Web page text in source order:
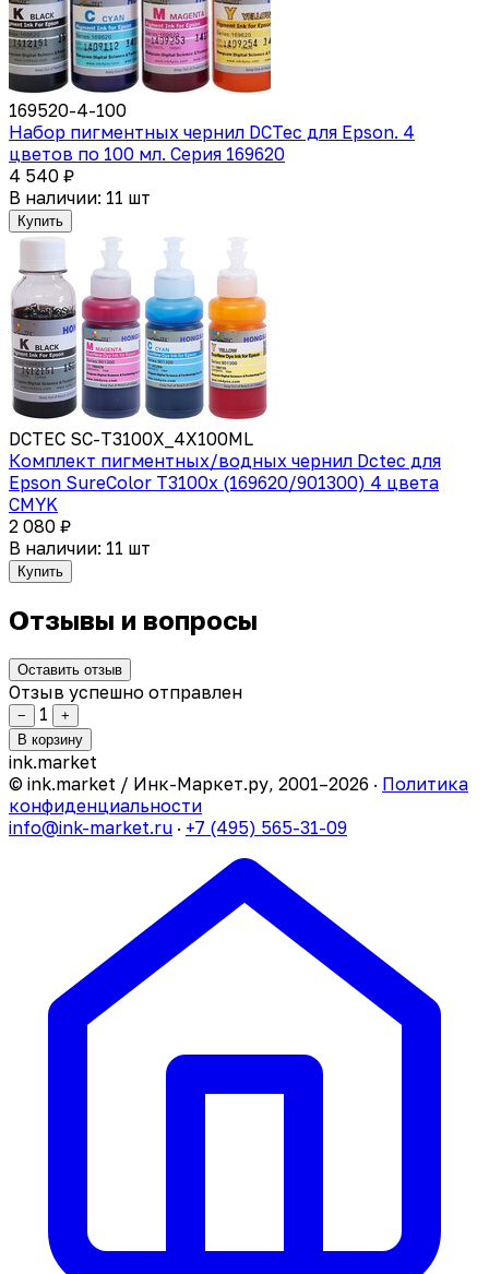
169520-4-100
Набор пигментных чернил DCTec для Epson. 4
цветов по 100 мл. Cерия 169620
4 540 ₽
В наличии: 11 шт
Купить
DCTEC SC-T3100X_4X100ML
Комплект пигментных/водных чернил Dctec для
Epson SureColor T3100x (169620/901300) 4 цвета
CMYK
2 080 ₽
В наличии: 11 шт
Купить
Отзывы и вопросы
Оставить отзыв
Отзыв успешно отправлен
− 1
+
В корзину
ink.market
© ink.market / Инк-Маркет.ру, 2001–2026 · Политика
конфиденциальности
info@ink-market.ru · +7 (495) 565-31-09